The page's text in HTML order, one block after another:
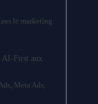
le marketing
First aux
Meta Ads,